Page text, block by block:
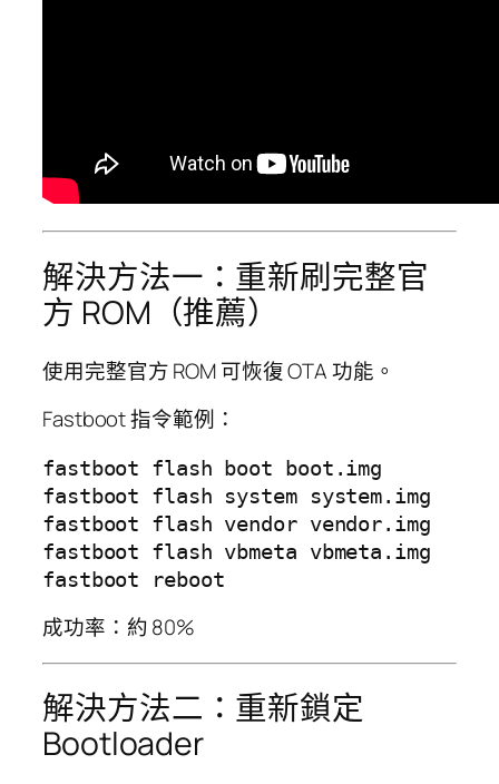
解決方法一：重新刷完整官
方 ROM（推薦）
使用完整官方 ROM 可恢復 OTA 功能。
Fastboot 指令範例：
fastboot flash boot boot.img
fastboot flash system system.img
fastboot flash vendor vendor.img
fastboot flash vbmeta vbmeta.img
成功率：約 80%
解決方法二：重新鎖定
Bootloader